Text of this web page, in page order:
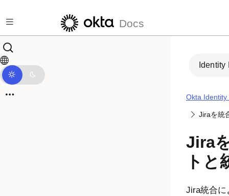
Docs
Identity
Okta
Jiraを統
Jira
トと
Jira統合に